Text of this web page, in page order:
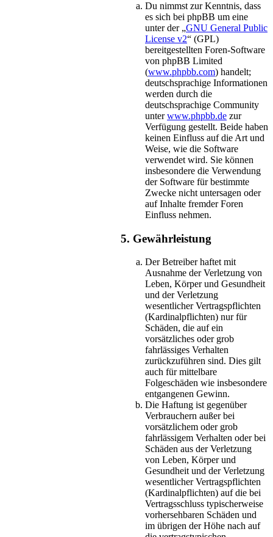
Du nimmst zur Kenntnis, dass
es sich bei phpBB um eine
unter der „GNU General Public
License v2“ (GPL)
bereitgestellten Foren-Software
von phpBB Limited
(www.phpbb.com) handelt;
deutschsprachige Informationen
werden durch die
deutschsprachige Community
unterwww.phpbb.de zur
Verfügung gestellt. Beide haben
keinen Einfluss auf die Art und
Weise, wie die Software
verwendet wird. Sie können
insbesondere die Verwendung
der Software für bestimmte
Zwecke nicht untersagen oder
auf Inhalte fremder Foren
Einfluss nehmen.
5. Gewährleistung
Der Betreiber haftet mit
Ausnahme der Verletzung von
Leben, Körper und Gesundheit
und der Verletzung
wesentlicher Vertragspflichten
(Kardinalpflichten) nur für
Schäden, die auf ein
vorsätzliches oder grob
fahrlässiges Verhalten
zurückzuführen sind. Dies gilt
auch für mittelbare
Folgeschäden wie insbesondere
entgangenen Gewinn.
Die Haftung ist gegenüber
Verbrauchern außer bei
vorsätzlichem oder grob
fahrlässigem Verhalten oder bei
Schäden aus der Verletzung
von Leben, Körper und
Gesundheit und der Verletzung
wesentlicher Vertragspflichten
(Kardinalpflichten) auf die bei
Vertragsschluss typischerweise
vorhersehbaren Schäden und
im übrigen der Höhe nach auf